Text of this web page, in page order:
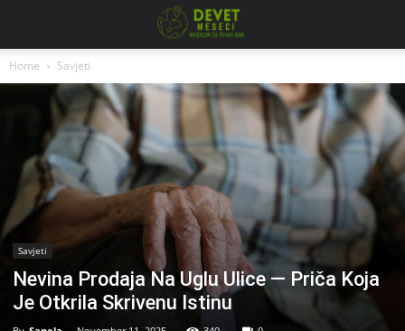
Home Savjeti
Savjeti
Nevina Prodaja Na Uglu Ulice — Priča Koja
Je Otkrila Skrivenu Istinu